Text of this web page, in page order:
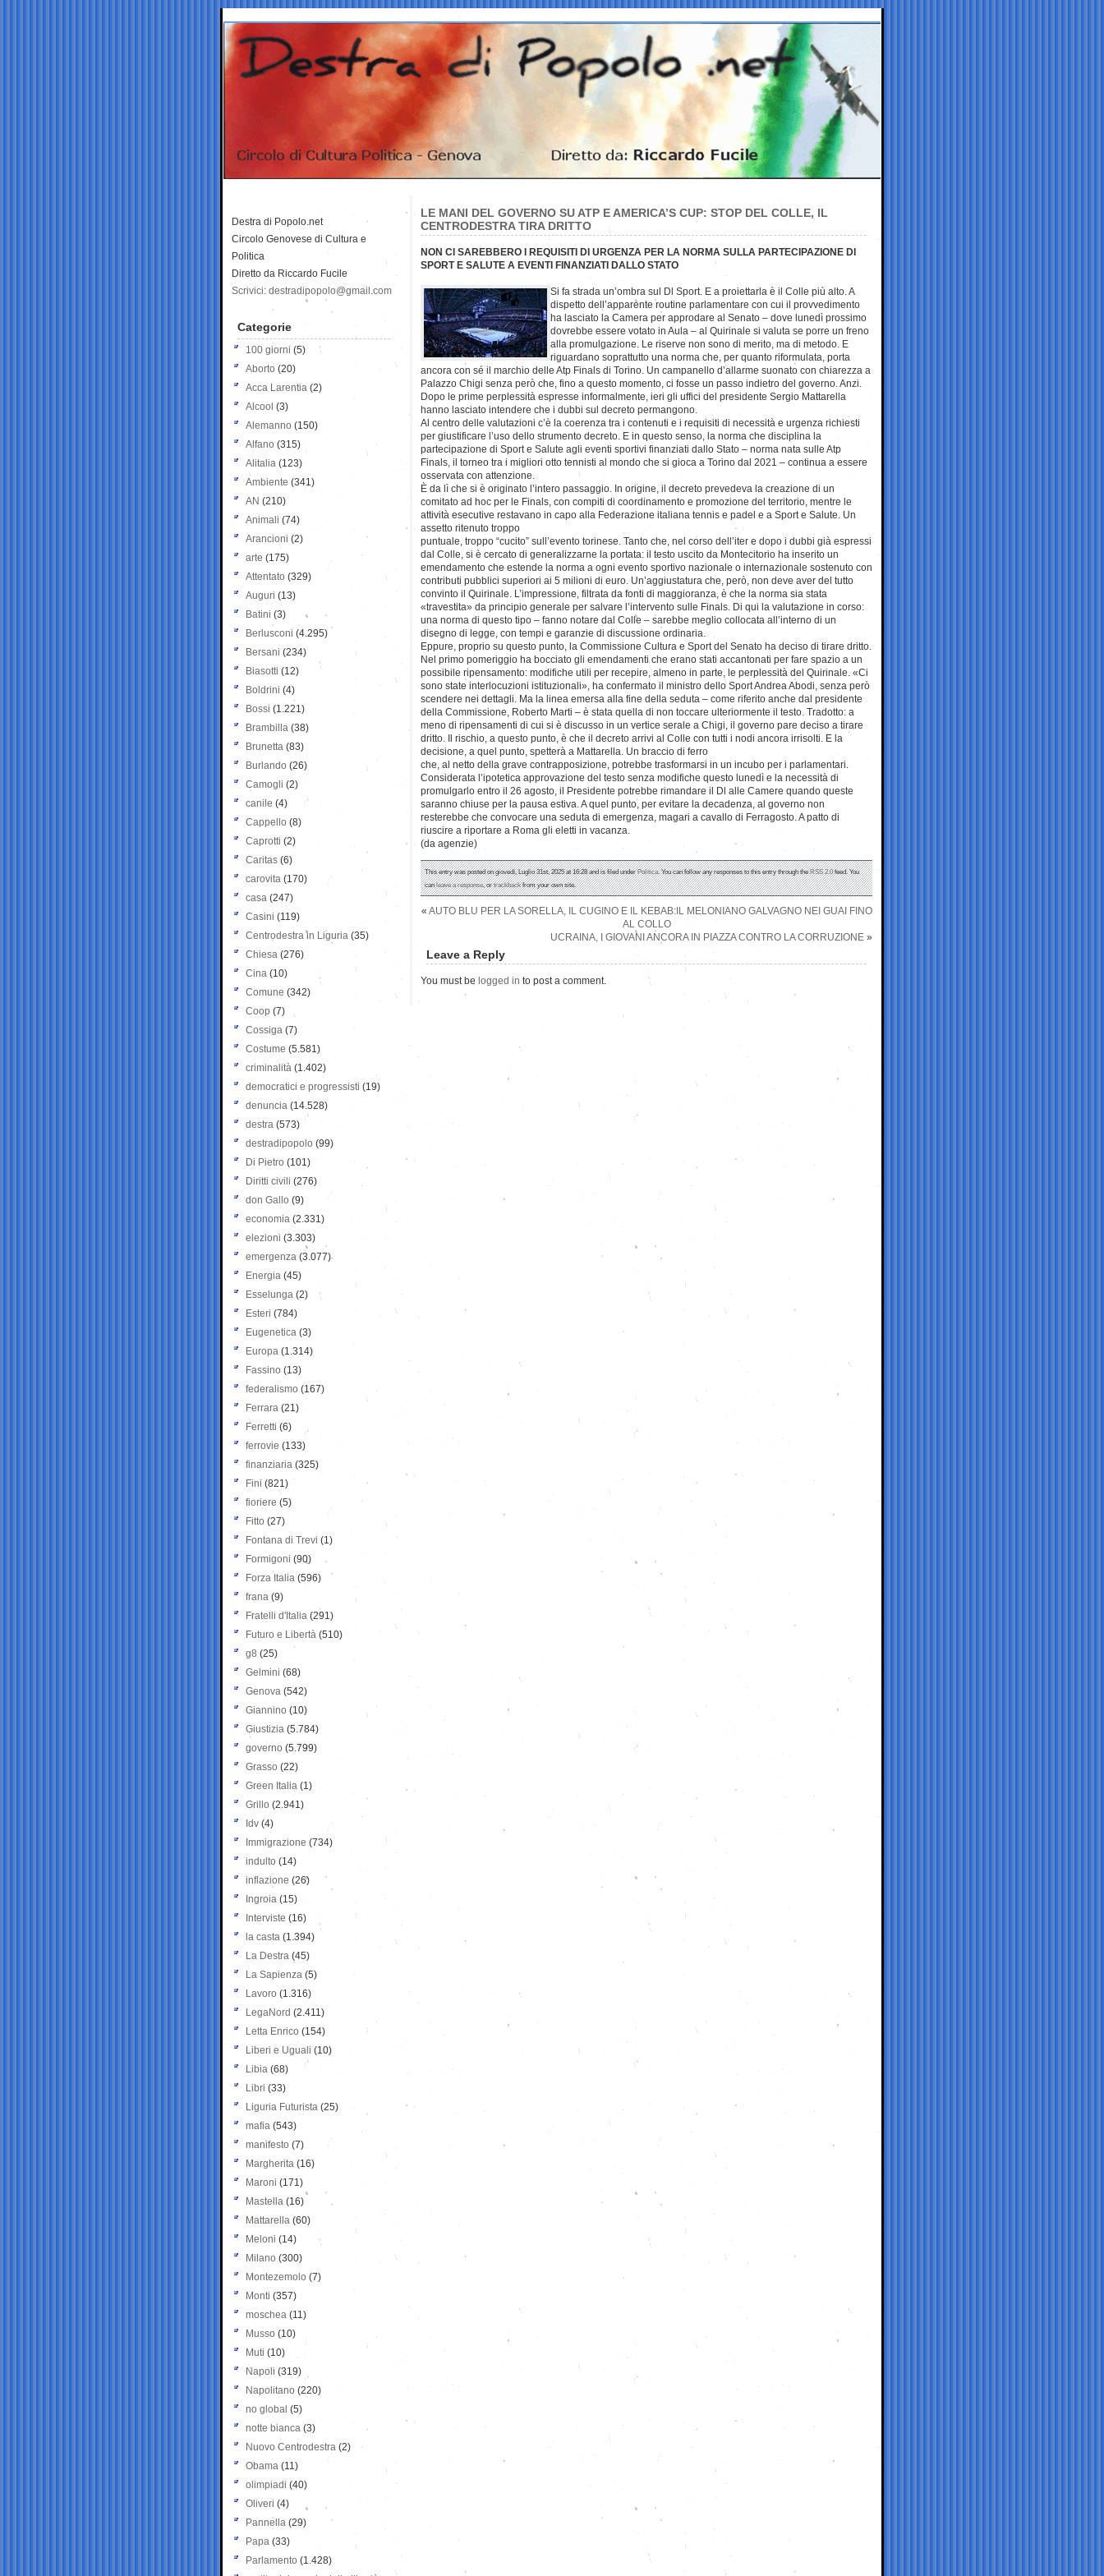
LE MANI DEL GOVERNO SU ATP E AMERICA’S CUP: STOP DEL COLLE, IL
CENTRODESTRA TIRA DRITTO
NON CI SAREBBERO I REQUISITI DI URGENZA PER LA NORMA SULLA PARTECIPAZIONE DI
SPORT E SALUTE A EVENTI FINANZIATI DALLO STATO
Si fa strada un’ombra sul Dl Sport. E a proiettarla è il Colle più alto. A
dispetto dell’apparente routine parlamentare con cui il provvedimento
ha lasciato la Camera per approdare al Senato – dove lunedì prossimo
dovrebbe essere votato in Aula – al Quirinale si valuta se porre un freno
alla promulgazione. Le riserve non sono di merito, ma di metodo. E
riguardano soprattutto una norma che, per quanto riformulata, porta
ancora con sé il marchio delle Atp Finals di Torino. Un campanello d’allarme suonato con chiarezza a
Palazzo Chigi senza però che, fino a questo momento, ci fosse un passo indietro del governo. Anzi.
Dopo le prime perplessità espresse informalmente, ieri gli uffici del presidente Sergio Mattarella
hanno lasciato intendere che i dubbi sul decreto permangono.
Al centro delle valutazioni c’è la coerenza tra i contenuti e i requisiti di necessità e urgenza richiesti
per giustificare l’uso dello strumento decreto. E in questo senso, la norma che disciplina la
partecipazione di Sport e Salute agli eventi sportivi finanziati dallo Stato – norma nata sulle Atp
Finals, il torneo tra i migliori otto tennisti al mondo che si gioca a Torino dal 2021 – continua a essere
osservata con attenzione.
È da lì che si è originato l’intero passaggio. In origine, il decreto prevedeva la creazione di un
comitato ad hoc per le Finals, con compiti di coordinamento e promozione del territorio, mentre le
attività esecutive restavano in capo alla Federazione italiana tennis e padel e a Sport e Salute. Un
assetto ritenuto troppo
puntuale, troppo “cucito” sull’evento torinese. Tanto che, nel corso dell’iter e dopo i dubbi già espressi
dal Colle, si è cercato di generalizzarne la portata: il testo uscito da Montecitorio ha inserito un
emendamento che estende la norma a ogni evento sportivo nazionale o internazionale sostenuto con
contributi pubblici superiori ai 5 milioni di euro. Un’aggiustatura che, però, non deve aver del tutto
convinto il Quirinale. L’impressione, filtrata da fonti di maggioranza, è che la norma sia stata
«travestita» da principio generale per salvare l’intervento sulle Finals. Di qui la valutazione in corso:
una norma di questo tipo – fanno notare dal Colle – sarebbe meglio collocata all’interno di un
disegno di legge, con tempi e garanzie di discussione ordinaria.
Eppure, proprio su questo punto, la Commissione Cultura e Sport del Senato ha deciso di tirare dritto.
Nel primo pomeriggio ha bocciato gli emendamenti che erano stati accantonati per fare spazio a un
possibile ripensamento: modifiche utili per recepire, almeno in parte, le perplessità del Quirinale. «Ci
sono state interlocuzioni istituzionali», ha confermato il ministro dello Sport Andrea Abodi, senza però
scendere nei dettagli. Ma la linea emersa alla fine della seduta – come riferito anche dal presidente
della Commissione, Roberto Marti – è stata quella di non toccare ulteriormente il testo. Tradotto: a
meno di ripensamenti di cui si è discusso in un vertice serale a Chigi, il governo pare deciso a tirare
dritto. Il rischio, a questo punto, è che il decreto arrivi al Colle con tutti i nodi ancora irrisolti. E la
decisione, a quel punto, spetterà a Mattarella. Un braccio di ferro
che, al netto della grave contrapposizione, potrebbe trasformarsi in un incubo per i parlamentari.
Considerata l’ipotetica approvazione del testo senza modifiche questo lunedì e la necessità di
promulgarlo entro il 26 agosto, il Presidente potrebbe rimandare il Dl alle Camere quando queste
saranno chiuse per la pausa estiva. A quel punto, per evitare la decadenza, al governo non
resterebbe che convocare una seduta di emergenza, magari a cavallo di Ferragosto. A patto di
riuscire a riportare a Roma gli eletti in vacanza.
(da agenzie)
This entry was posted on giovedì, Luglio 31st, 2025 at 16:28 and is filed underPolitica. You can follow any responses to this entry through theRSS 2.0feed. You
canleave a response, ortrackbackfrom your own site.
« AUTO BLU PER LA SORELLA, IL CUGINO E IL KEBAB:IL MELONIANO GALVAGNO NEI GUAI FINO
AL COLLO
UCRAINA, I GIOVANI ANCORA IN PIAZZA CONTRO LA CORRUZIONE »
Leave a Reply
You must be logged in to post a comment.
Destra di Popolo.net
Circolo Genovese di Cultura e
Politica
Diretto da Riccardo Fucile
Scrivici: destradipopolo@gmail.com
Categorie
100 giorni (5)
Aborto (20)
Acca Larentia (2)
Alcool (3)
Alemanno (150)
Alfano (315)
Alitalia (123)
Ambiente (341)
AN (210)
Animali (74)
Arancioni (2)
arte (175)
Attentato (329)
Auguri (13)
Batini (3)
Berlusconi (4.295)
Bersani (234)
Biasotti (12)
Boldrini (4)
Bossi (1.221)
Brambilla (38)
Brunetta (83)
Burlando (26)
Camogli (2)
canile (4)
Cappello (8)
Caprotti (2)
Caritas (6)
carovita (170)
casa (247)
Casini (119)
Centrodestra in Liguria (35)
Chiesa (276)
Cina (10)
Comune (342)
Coop (7)
Cossiga (7)
Costume (5.581)
criminalità (1.402)
democratici e progressisti (19)
denuncia (14.528)
destra (573)
destradipopolo (99)
Di Pietro (101)
Diritti civili (276)
don Gallo (9)
economia (2.331)
elezioni (3.303)
emergenza (3.077)
Energia (45)
Esselunga (2)
Esteri (784)
Eugenetica (3)
Europa (1.314)
Fassino (13)
federalismo (167)
Ferrara (21)
Ferretti (6)
ferrovie (133)
finanziaria (325)
Fini (821)
fioriere (5)
Fitto (27)
Fontana di Trevi (1)
Formigoni (90)
Forza Italia (596)
frana (9)
Fratelli d'Italia (291)
Futuro e Libertà (510)
g8 (25)
Gelmini (68)
Genova (542)
Giannino (10)
Giustizia (5.784)
governo (5.799)
Grasso (22)
Green Italia (1)
Grillo (2.941)
Idv (4)
Immigrazione (734)
indulto (14)
inflazione (26)
Ingroia (15)
Interviste (16)
la casta (1.394)
La Destra (45)
La Sapienza (5)
Lavoro (1.316)
LegaNord (2.411)
Letta Enrico (154)
Liberi e Uguali (10)
Libia (68)
Libri (33)
Liguria Futurista (25)
mafia (543)
manifesto (7)
Margherita (16)
Maroni (171)
Mastella (16)
Mattarella (60)
Meloni (14)
Milano (300)
Montezemolo (7)
Monti (357)
moschea (11)
Musso (10)
Muti (10)
Napoli (319)
Napolitano (220)
no global (5)
notte bianca (3)
Nuovo Centrodestra (2)
Obama (11)
olimpiadi (40)
Oliveri (4)
Pannella (29)
Papa (33)
Parlamento (1.428)